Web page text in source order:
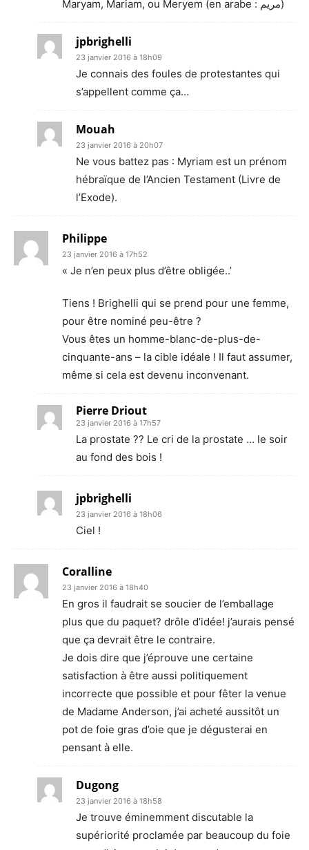
Maryam, Mariam, ou Meryem (en arabe : مريم‬)
jpbrighelli
23 janvier 2016 à 18h09
Je connais des foules de protestantes qui
s’appellent comme ça…
Mouah
23 janvier 2016 à 20h07
Ne vous battez pas : Myriam est un prénom
hébraïque de l’Ancien Testament (Livre de
l’Exode).
Philippe
23 janvier 2016 à 17h52
« Je n’en peux plus d’être obligée..’
Tiens ! Brighelli qui se prend pour une femme,
pour être nominé peu-être ?
Vous êtes un homme-blanc-de-plus-de-
cinquante-ans – la cible idéale ! Il faut assumer,
même si cela est devenu inconvenant.
Pierre Driout
23 janvier 2016 à 17h57
La prostate ?? Le cri de la prostate … le soir
au fond des bois !
jpbrighelli
23 janvier 2016 à 18h06
Ciel !
Coralline
23 janvier 2016 à 18h40
En gros il faudrait se soucier de l’emballage
plus que du paquet? drôle d’idée! j’aurais pensé
que ça devrait être le contraire.
Je dois dire que j’éprouve une certaine
satisfaction à être aussi politiquement
incorrecte que possible et pour fêter la venue
de Madame Anderson, j’ai acheté aussitôt un
pot de foie gras d’oie que je dégusterai en
pensant à elle.
Dugong
23 janvier 2016 à 18h58
Je trouve éminemment discutable la
supériorité proclamée par beaucoup du foie